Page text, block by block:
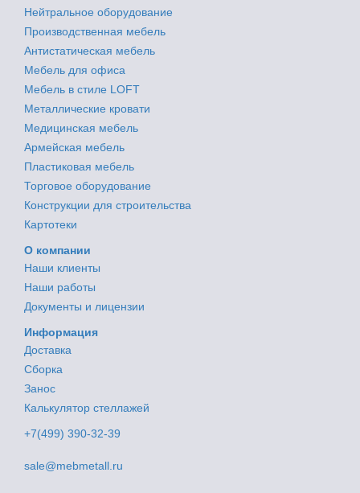
Нейтральное оборудование
Производственная мебель
Антистатическая мебель
Мебель для офиса
Мебель в стиле LOFT
Металлические кровати
Медицинская мебель
Армейская мебель
Пластиковая мебель
Торговое оборудование
Конструкции для строительства
Картотеки
О компании
Наши клиенты
Наши работы
Документы и лицензии
Информация
Доставка
Сборка
Занос
Калькулятор стеллажей
+7(499) 390-32-39
sale@mebmetall.ru